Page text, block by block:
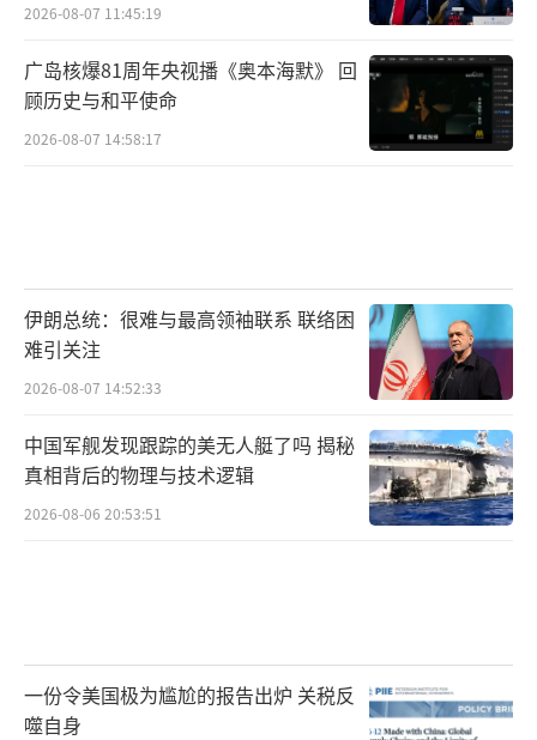
2026-08-07 11:45:19
广岛核爆81周年央视播《奥本海默》 回
顾历史与和平使命
2026-08-07 14:58:17
伊朗总统：很难与最高领袖联系 联络困
难引关注
2026-08-07 14:52:33
中国军舰发现跟踪的美无人艇了吗 揭秘
真相背后的物理与技术逻辑
2026-08-06 20:53:51
一份令美国极为尴尬的报告出炉 关税反
噬自身